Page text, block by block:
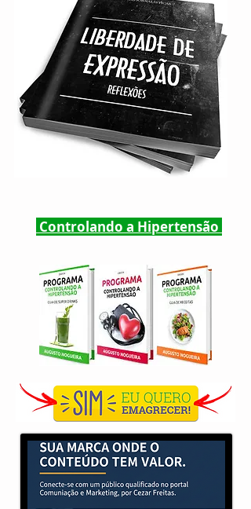
Controlando a Hipertensão